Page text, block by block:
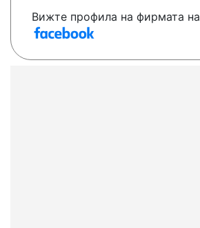
Вижте профила на фирмата на